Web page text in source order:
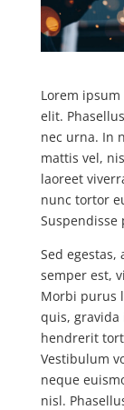
Lorem
elit.
nec urna. In
mattis vel,
laoreet
nunc tortor
Suspendisse
Sed
semper est,
Morbi purus
quis, gravida
hendrerit
Vestibulum
neque
nisl.